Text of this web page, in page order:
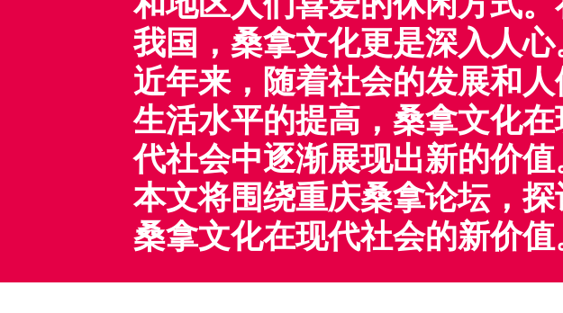
我国，桑拿文化更是深入人心
近年来，随着社会的发展和人
生活水平的提高，桑拿文化
代社会中逐渐展现出新的价值
本文将围绕重庆桑拿论坛，
桑拿文化在现代社会的新价值